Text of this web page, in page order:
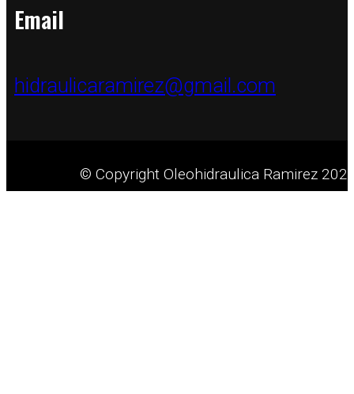
Email
hidraulicaramirez@gmail.com
© Copyright Oleohidraulica Ramirez